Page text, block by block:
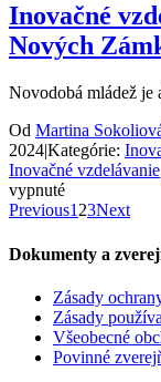
Inovačné
Nových
Novodobá mládež je
Od Martina
2024|Kategórie:
Inovačné vzdelávanie
vypnuténa
Inovačné
na
Hradná
v
Nových
Zámkoch
Previous1 23Next
Dokumenty a
Zásady
Zásady
Všeobecné
Povinné